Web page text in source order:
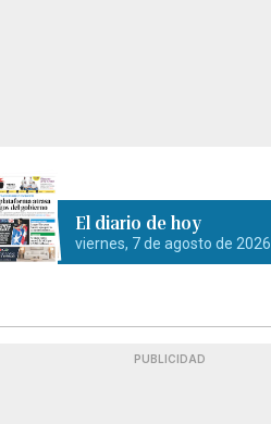
El diario de hoy
viernes, 7 de agosto de 2026
PUBLICIDAD